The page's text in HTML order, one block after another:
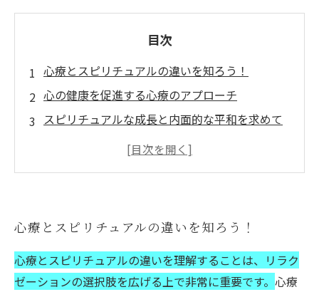
目次
心療とスピリチュアルの違いを知ろう！
心の健康を促進する心療のアプローチ
スピリチュアルな成長と内面的な平和を求めて
心療とスピリチュアルがリラクゼーションに与
心療とスピリチュアル、あなたに合った方法選
び
心を癒し、精神をリフレッシュするための道を
心療とスピリチュアルの違いを知ろう！
心療とスピリチュアルの違いを理解することは、リラク
ゼーションの選択肢を広げる上で非常に重要です。 心療